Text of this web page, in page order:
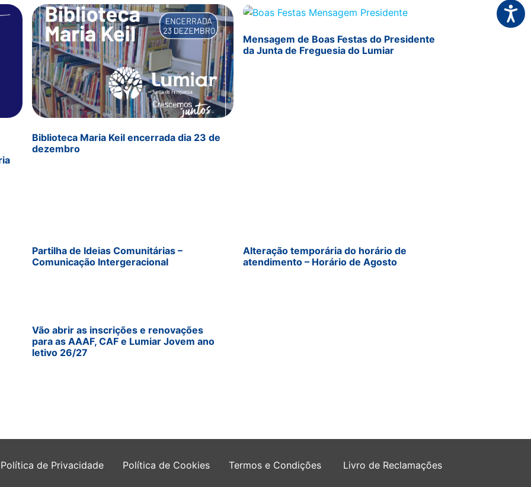
Biblioteca Maria Keil encerrada dia 23 de
dezembro
Mensagem de Boas Festas do Presidente
da Junta de Freguesia do Lumiar
Partilha de Ideias Comunitárias –
Comunicação Intergeracional
Alteração temporária do horário de
atendimento – Horário de Agosto
Vão abrir as inscrições e renovações
para as AAAF, CAF e Lumiar Jovem ano
letivo 26/27
Política de Privacidade Política de Cookies Termos e Condições Livro de Reclamações